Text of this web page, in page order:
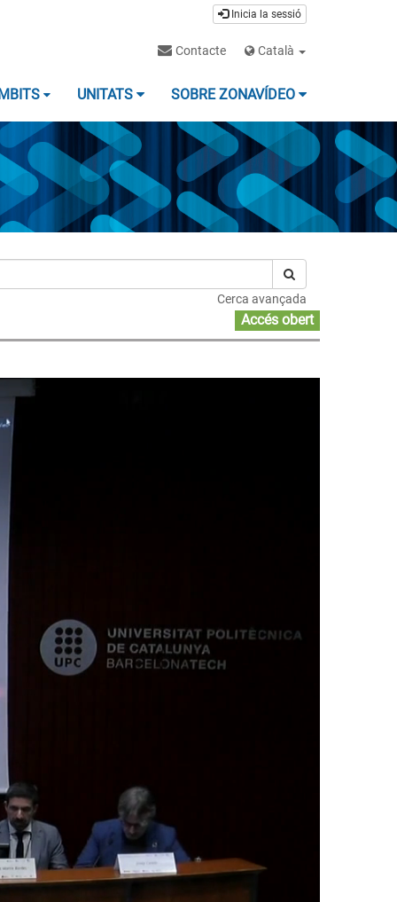
Inicia la sessió
Contacte Català
UNITATS SOBRE ZONAVÍDEO
Cerca avançada
Accés obert